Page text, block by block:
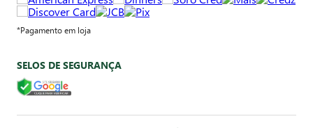
*Pagamento em loja
SELOS DE SEGURANÇA